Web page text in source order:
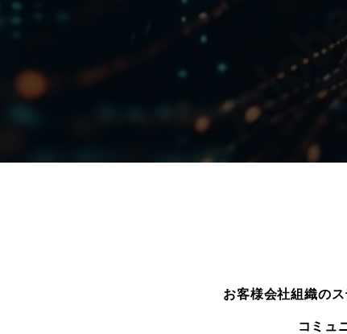
お客様会社組織の
コミュ